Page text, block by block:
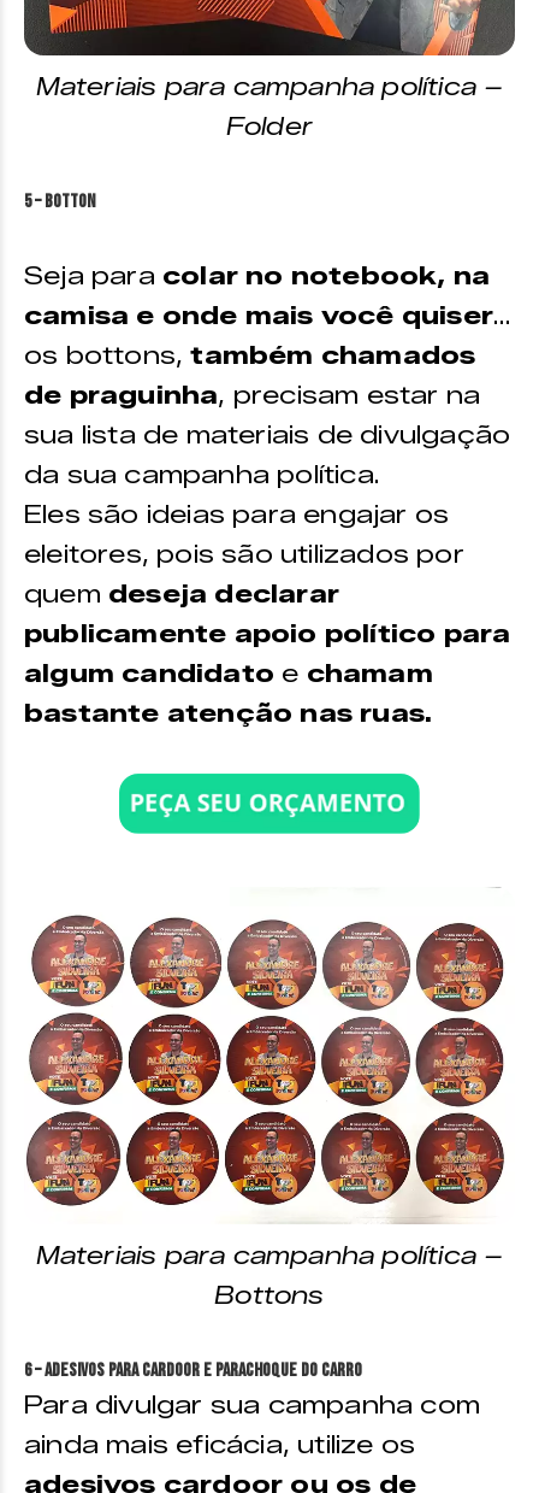
Materiais para campanha política –
Folder
5 – Botton
Seja para colar no notebook, na
camisa e onde mais você quiser…
os bottons,também chamados
de praguinha, precisam estar na
sua lista de materiais de divulgação
da sua campanha política.
Eles são ideias para engajar os
eleitores, pois são utilizados por
quem deseja declarar
publicamente apoio político para
algum candidato e chamam
bastante atenção nas ruas.
Materiais para campanha política –
Bottons
6 – Adesivos para cardoor e parachoque do carro
Para divulgar sua campanha com
ainda mais eficácia, utilize os
adesivos cardoor ou os de